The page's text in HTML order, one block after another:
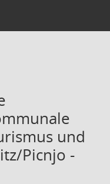
und
Picnjo -